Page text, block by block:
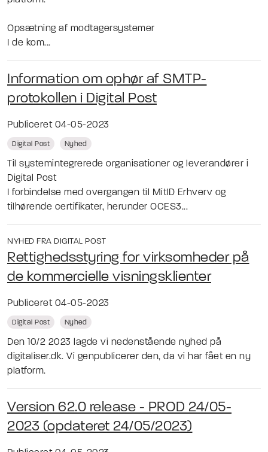
Opsætning af modtagersystemer
I de kom...
Information om ophør af SMTP-
protokollen i Digital Post
Publiceret 04-05-2023
Digital Post Nyhed
Til systemintegrerede organisationer og leverandører i
Digital Post
I forbindelse med overgangen til MitID Erhverv og
tilhørende certifikater, herunder OCES3...
NYHED FRA DIGITAL POST
Rettighedsstyring for virksomheder på
de kommercielle visningsklienter
Publiceret 04-05-2023
Digital Post Nyhed
Den 10/2 2023 lagde vi nedenstående nyhed på
digitaliser.dk. Vi genpublicerer den, da vi har fået en ny
platform.
Version 62.0 release - PROD 24/05-
2023 (opdateret 24/05/2023)